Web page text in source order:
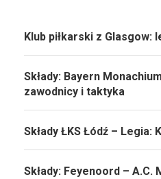
Klub piłkarski z Glasgow:
Składy: Bayern
zawodnicy i taktyka
Składy ŁKS Łódź – Legia:
Składy: Feyenoord – A.C.